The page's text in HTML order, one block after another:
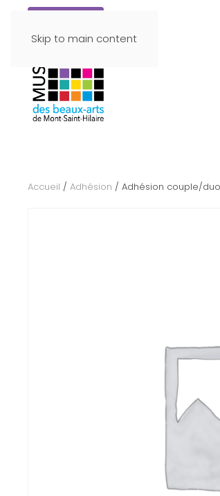
Skip to main content
Accueil / Adhésion / Adhésion couple/